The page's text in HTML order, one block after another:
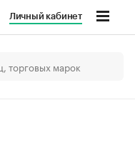
Личный кабинет